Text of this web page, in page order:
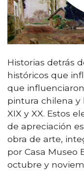
Historias detrás
históricos que
que
pintura chilena y
XIX y XX. Estos
de apreciación
obra de arte,
por Casa Museo
octubre y